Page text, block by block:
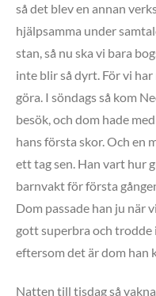
så det blev en annan
hjälpsamma under
stan, så nu ska vi bara
inte blir så dyrt. För vi
göra. I söndags så kom
besök, och dom hade
hans första skor. Och en
ett tag sen. Han vart hur
barnvakt för första
Dom passade han ju när
gott superbra och
eftersom det är dom han
Natten till tisdag så